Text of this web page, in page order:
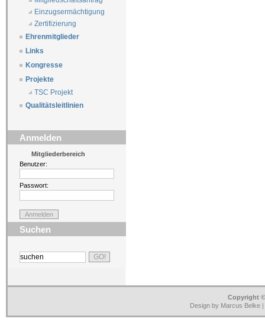
Einzugsermächtigung
Zertifizierung
Ehrenmitglieder
Links
Kongresse
Projekte
TSC Projekt
Qualitätsleitlinien
Anmelden
Mitgliederbereich
Benutzer:
Passwort:
Suchen
Copyright
Design by Marcus Belke